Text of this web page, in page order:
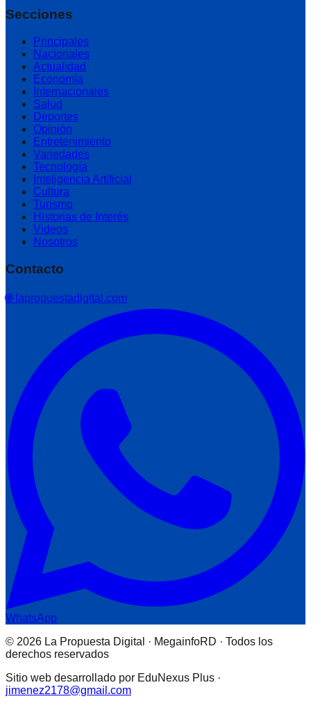
Secciones
Principales
Nacionales
Actualidad
Economía
Internacionales
Salud
Deportes
Opinión
Entretenimiento
Variedades
Tecnología
Inteligencia Artificial
Cultura
Turismo
Historias de Interés
Videos
Nosotros
Contacto
🌐 lapropuestadigital.com
WhatsApp
© 2026 La Propuesta Digital · MegainfoRD · Todos los
derechos reservados
Sitio web desarrollado por EduNexus Plus ·
jimenez2178@gmail.com